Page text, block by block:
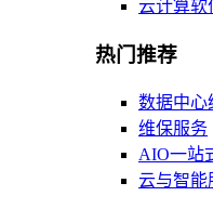
云计算软
热门推荐
数据中心
维保服务
AIO一站
云与智能